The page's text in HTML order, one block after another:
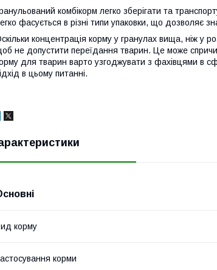
комбікорм легко зберігати та
фасується в різні типи упаковки, що дозволяє
концентрація корму у гранулах вища, ніж у
не допустити переїдання тварин. Це може
для тварин варто узгоджувати з фахівцями в
в цьому питанні.
корму
корми